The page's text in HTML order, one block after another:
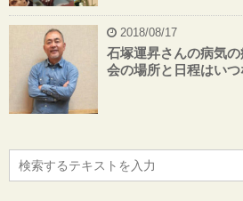
2018/08/17
石塚運昇さんの病気
会の場所と日程はい